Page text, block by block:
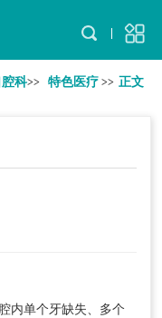
腔科>> 特色医疗 >> 正文
单个牙缺失、多个